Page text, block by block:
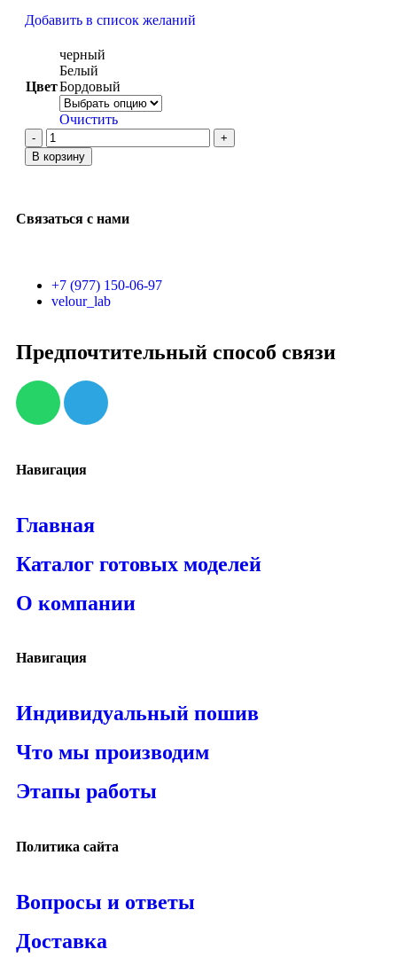
Добавить в список желаний
Цвет
черный
Белый
Бордовый
Очистить
В корзину
Связаться с нами
+7 (977) 150-06-97
velour_lab
Предпочтительный способ связи
Навигация
Главная
Каталог готовых моделей
О компании
Навигация
Индивидуальный пошив
Что мы производим
Этапы работы
Политика сайта
Вопросы и ответы
Доставка